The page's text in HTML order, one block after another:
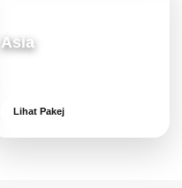
Asia
Lihat Pakej